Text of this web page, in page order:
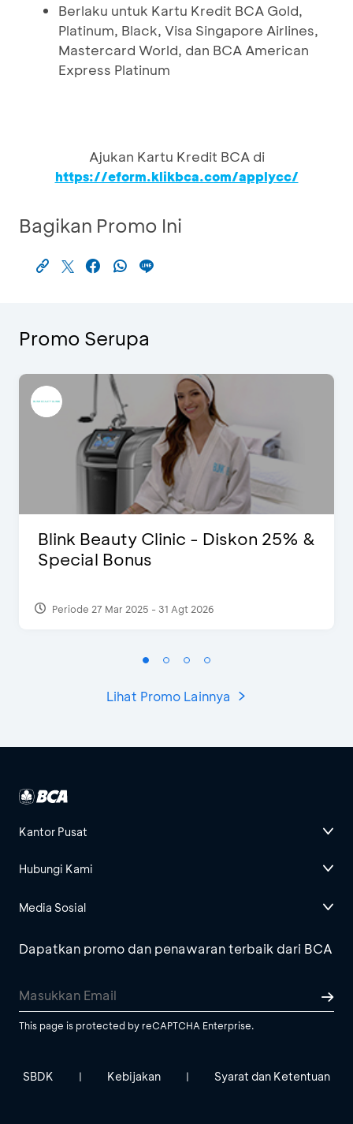
Berlaku untuk Kartu Kredit BCA Gold,
Platinum, Black, Visa Singapore Airlines,
Mastercard World, dan BCA American
Express Platinum
Ajukan Kartu Kredit BCA di
https://eform.klikbca.com/applycc/
Bagikan Promo Ini
Promo Serupa
Blink Beauty Clinic - Diskon 25% &
Special Bonus
Periode 27 Mar 2025 - 31 Agt 2026
Lihat Promo Lainnya
Kantor Pusat
Hubungi Kami
Media Sosial
Dapatkan promo dan penawaran terbaik dari BCA
This page is protected by reCAPTCHA Enterprise.
SBDK | Kebijakan | Syarat dan Ketentuan